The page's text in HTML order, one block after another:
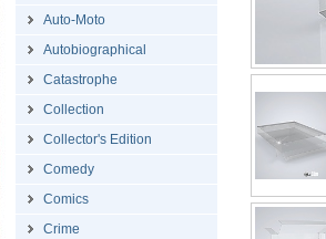
Auto-Moto
Autobiographical
Catastrophe
Collection
Collector's Edition
Comedy
Comics
Crime